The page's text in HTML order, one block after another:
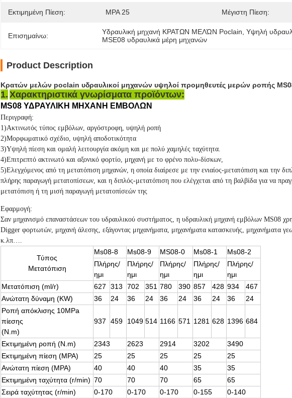
Εκτιμημένη Πίεση: MPA 25 Μέγιστη Πίεση:
Επισημαίνω: Υδραυλική μηχανή ΚΡΑΤΩΝ ΜΕΛΏΝ Poclain , Υψηλή
MSE08 υδραυλικά μέρη μηχανών
Product Description
Κρατών μελών poclain υδραυλικοί μηχανών υψηλοί προμηθευτές μερών ροπής
1. Χαρακτηριστικά γνωρίσματα προϊόντων:
MS08 ΥΔΡΑΥΛΙΚΗ ΜΗΧΑΝΗ ΕΜΒΟΛΩΝ
Περιγραφή:
1)Ακτινωτός τύπος εμβόλων, αργόστροφη, υψηλή ροπή
2)Μορφωματικό σχέδιο, υψηλή αποδοτικότητα
3)Υψηλή πίεση και ομαλή λειτουργία ακόμη και με πολύ χαμηλές ταχύτητα.
4)Επιτρεπτό ακτινωτό και αξονικό φορτίο, μηχανή με το φρένο πολυ-δίσκων,
5)Ελεγχόμενος από τη μετατόπιση μηχανών, η οποία διαίρεσε με την ενιαίος-μετατόπιση και την
πλήρης παραγωγή μετατοπίσεων, και η διπλός-μετατόπιση που ελέγχεται από τη βαλβίδα για να
μετατόπιση ή τη μισή παραγωγή μετατοπίσεών της
Εφαρμογή:
Σαν μηχανισμό επαναστάσεων του υδραυλικού συστήματος, η υδραυλική μηχανή εμβόλων MS08
Digger φορτωτών, μηχανή άλεσης, εξάγοντας μηχανήματα, μηχανήματα κατασκευής, μηχανήματα
κ.λπ….
Τύπος
Μετατόπιση
Ms08-8 Ms08-9 MS08-0 Ms08-1
Ms08-2
Πλήρης/
ημι
Πλήρης/
ημι
Πλήρης/
ημι
Πλήρης/
ημι
Πλήρης/
ημι
Μετατόπιση (ml/r)
627 313 702 351 780 390 857 428 934
467
Ανώτατη δύναμη (KW)
36 24 36 24 36 24 36 24 36
24
Ροπή απόκλισης 10MPa
πίεσης
(N.m)
937 459 1049 514 1166 571 1281 628 1396 684
Εκτιμημένη ροπή (N.m) 2343 2623 2914 3202
3490
Εκτιμημένη πίεση (MPA)
25 25 25 25
25
Ανώτατη πίεση (MPA)
40 40 40 35
35
Εκτιμημένη ταχύτητα (r/min) 70 70 70 65
65
Σειρά ταχύτητας (r/min)
0-170 0-170 0-170 0-155 0-140